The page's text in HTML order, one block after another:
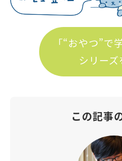
「“おやつ”で
シリー
この記事